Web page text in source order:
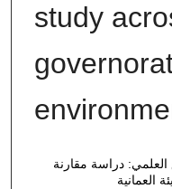
study
العلمي: دراسة مقارنة
العمانية